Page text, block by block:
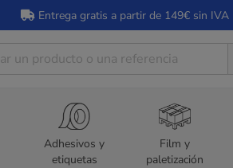
Entrega gratis a partir de 149€ sin IVA
Adhesivos y
etiquetas
Film y
paletización